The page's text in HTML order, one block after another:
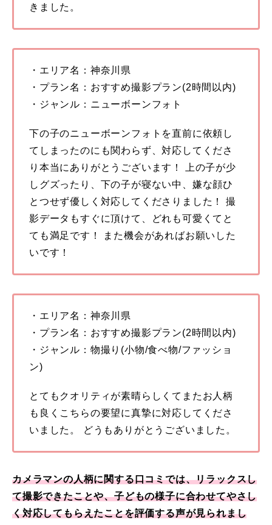
きました。
・エリア名：神奈川県
・プラン名：おすすめ撮影プラン(2時間以内)
・ジャンル：ニューボーンフォト
下の子のニューボーンフォトを直前に依頼し
てしまったのにも関わらず、対応してくださ
り本当にありがとうございます！ 上の子が少
しグズったり、下の子が寝ない中、嫌な顔ひ
とつせず優しく対応してくださりました！ 撮
影データもすぐに頂けて、どれも可愛くてと
ても満足です！ また機会があればお願いした
いです！
・エリア名：神奈川県
・プラン名：おすすめ撮影プラン(2時間以内)
・ジャンル：物撮り(小物/食べ物/ファッショ
ン)
とてもクオリティが素晴らしくてまたお人柄
も良くこちらの要望に真摯に対応してくださ
いました。 どうもありがとうございました。
カメラマンの人柄に関する口コミでは、リラックスし
て撮影できたことや、子どもの様子に合わせてやさし
く対応してもらえたことを評価する声が見られまし